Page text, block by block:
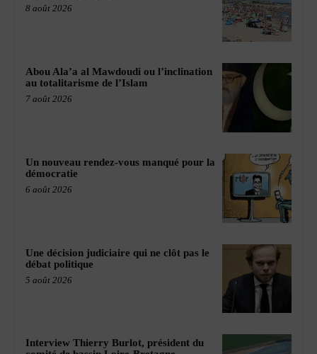
8 août 2026
Abou Ala’a al Mawdoudi ou l’inclination
au totalitarisme de l’Islam
7 août 2026
Un nouveau rendez-vous manqué pour la
démocratie
6 août 2026
Une décision judiciaire qui ne clôt pas le
débat politique
5 août 2026
Interview Thierry Burlot, président du